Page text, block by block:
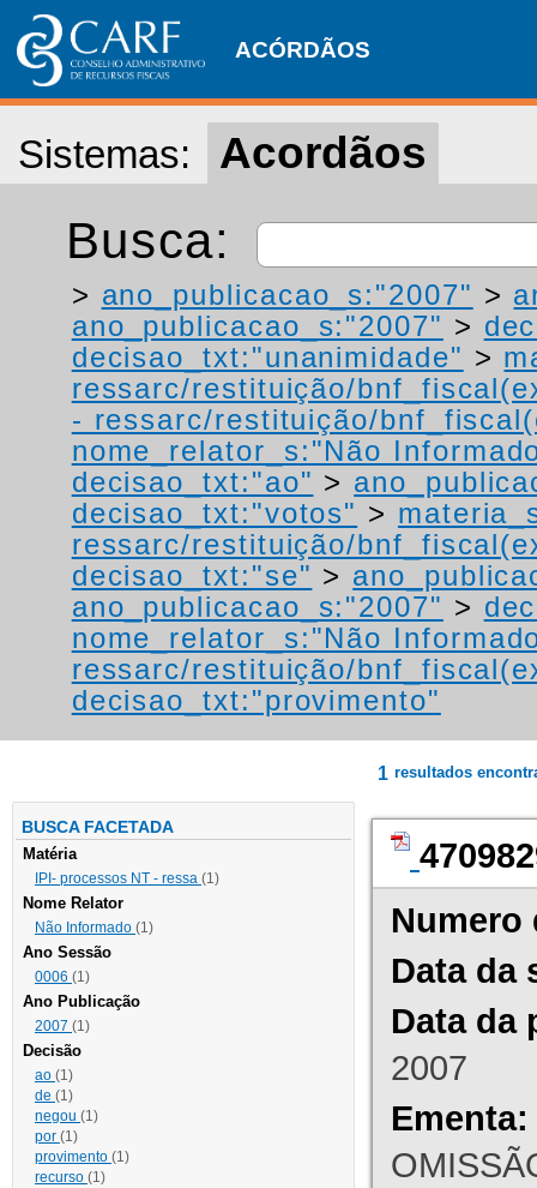
ACÓRDÃOS
Sistemas: Acordãos
Busca:
> ano_publicacao_s:"2007" >
ano_publicacao_s:"2007" >
decisao_txt:"unanimidade" >
ressarc/restituição/
- ressarc/restituição/
nome_relator_s:"Não
decisao_txt:"ao" >
decisao_txt:"votos" >
ressarc/restituição/
decisao_txt:"se" >
ano_publicacao_s:"2007" >
nome_relator_s:"Não
ressarc/restituição/
decisao_txt:"provimento"
BUSCA FACETADA
Matéria
IPI- processos NT - ressa (1)
Nome Relator
Não Informado (1)
Ano Sessão
0006 (1)
Ano Publicação
2007 (1)
Decisão
ao (1)
de (1)
negou (1)
por (1)
provimento (1)
recurso (1)
1 resultados
Numero
Data da
Data da
2007
Ementa: